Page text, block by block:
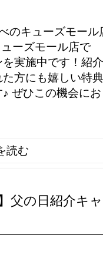
のキューズモール
ーズモール店で
実施中です！紹介
方にも嬉しい特典
ぜひこの機会にお
父の日紹介キャ